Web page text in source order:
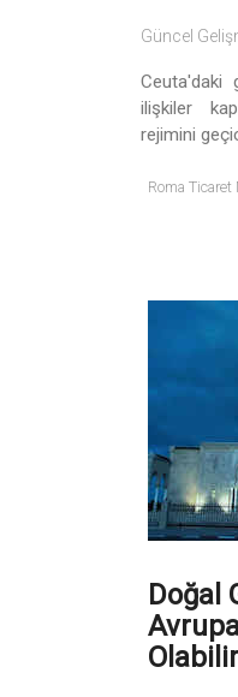
Güncel
Ceuta'daki
ilişkiler
rejimini
Roma
Doğal